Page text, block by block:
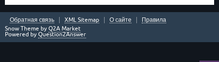
Обратная связь XML Sitemap О сайте
Правила
Snow Theme by Q2A Market
Powered by Question2Answer